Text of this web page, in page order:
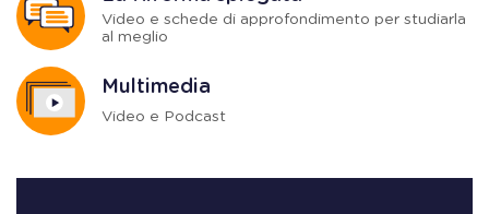
Video e schede di approfondimento per studiarla
al meglio
Multimedia
Video e Podcast